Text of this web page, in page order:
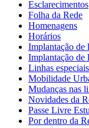
Esclarecimentos
Folha da Rede
Homenagens
Horários
Implantação de
Implantação de
Linhas especiais
Mobilidade
Mudanças nas
Novidades da
Passe Livre
Por dentro da